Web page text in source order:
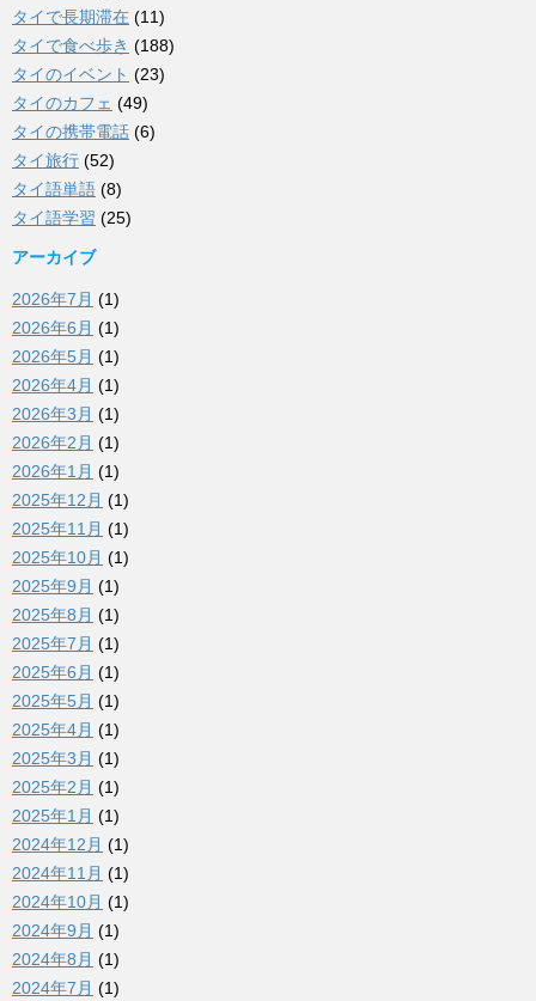
タイで長期滞在 (11)
タイで食べ歩き (188)
タイのイベント (23)
タイのカフェ (49)
タイの携帯電話 (6)
タイ旅行 (52)
タイ語単語 (8)
タイ語学習 (25)
アーカイブ
2026年7月 (1)
2026年6月 (1)
2026年5月 (1)
2026年4月 (1)
2026年3月 (1)
2026年2月 (1)
2026年1月 (1)
2025年12月 (1)
2025年11月 (1)
2025年10月 (1)
2025年9月 (1)
2025年8月 (1)
2025年7月 (1)
2025年6月 (1)
2025年5月 (1)
2025年4月 (1)
2025年3月 (1)
2025年2月 (1)
2025年1月 (1)
2024年12月 (1)
2024年11月 (1)
2024年10月 (1)
2024年9月 (1)
2024年8月 (1)
2024年7月 (1)